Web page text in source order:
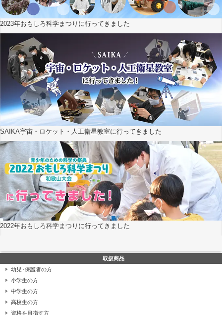
2023年おもしろ科学まつりに行ってきました
SAIKA宇宙・ロケット・人工衛星教室に行ってきました
2022年おもしろ科学まつりに行ってきました
取扱商品
幼児･保護者の方
小学生の方
中学生の方
高校生の方
資格を目指す方